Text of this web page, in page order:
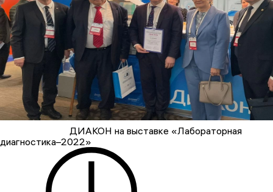
ДИАКОН на выставке «Лабораторная
диагностика–2022»